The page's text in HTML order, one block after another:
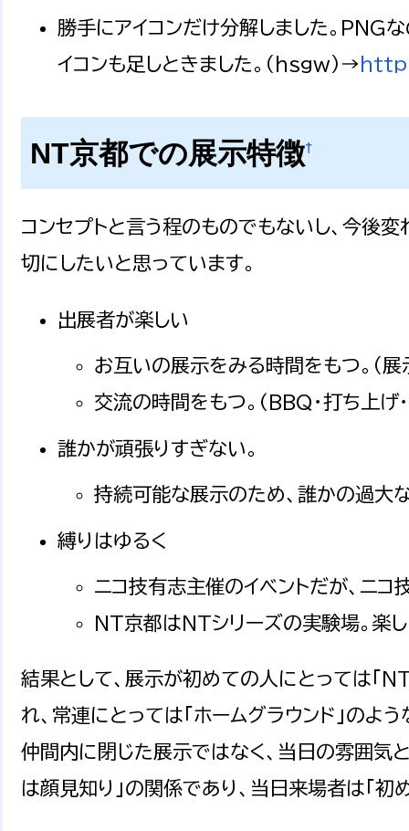
勝手にアイコンだけ分解しました。
イコンも足しときました。（hsgw）→
NT京都での展示特徴†
コンセプトと言う程のものでもないし、今後
切にしたいと思っています。
出展者が楽しい
お互いの展示をみる時間をもつ。（
交流の時間をもつ。(BBQ・打ち上げ
誰かが頑張りすぎない。
持続可能な展示のため、誰かの過大
縛りはゆるく
ニコ技有志主催のイベントだが、ニコ
NT京都はNTシリーズの実験場。楽
結果として、展示が初めての人にとっては「
れ、常連にとっては「ホームグラウンド」のよ
仲間内に閉じた展示ではなく、当日の雰囲気
は顔見知り」の関係であり、当日来場者は「初